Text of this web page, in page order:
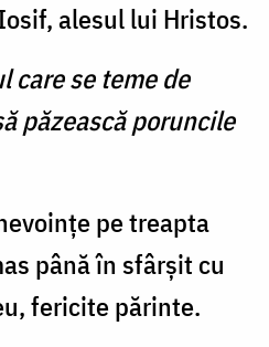
alesul lui Hristos.
care se teme de
păzească poruncile
pe treapta
până în sfârşit cu
fericite părinte.